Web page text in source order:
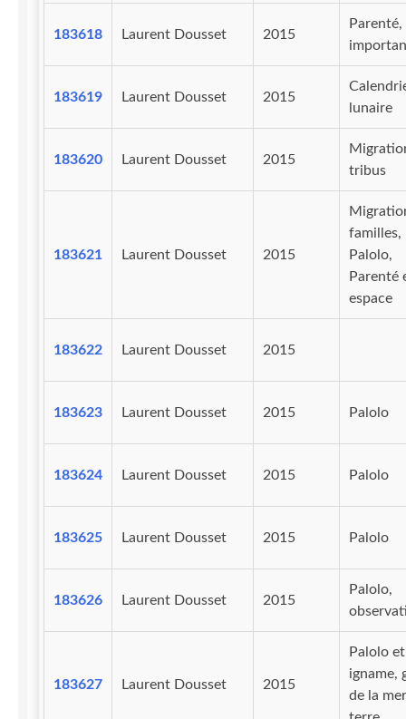
183618 Laurent Dousset 2015
Parenté,
183619 Laurent Dousset 2015
lunaire
183620 Laurent Dousset 2015
tribus
183621 Laurent Dousset 2015
familles,
Palolo,
Parenté
espace
183622 Laurent Dousset 2015
183623 Laurent Dousset 2015 Palolo
183624 Laurent Dousset 2015 Palolo
183625 Laurent Dousset 2015 Palolo
183626 Laurent Dousset 2015
Palolo,
183627 Laurent Dousset 2015
Palolo et
igname,
de la